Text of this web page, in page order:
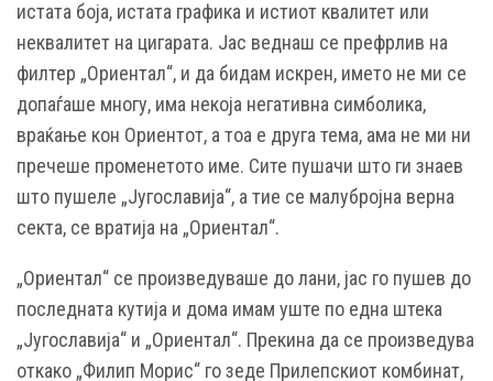
истата боја, истата графика и истиот квалитет или
неквалитет на цигарата. Јас веднаш се префрлив на
филтер „Ориентал“, и да бидам искрен, името не ми се
допаѓаше многу, има некоја негативна симболика,
враќање кон Ориентот, а тоа е друга тема, ама не ми ни
пречеше променетото име. Сите пушачи што ги знаев
што пушеле „Југославија“, а тие се малубројна верна
секта, се вратија на „Ориентал“.
„Ориентал“ се произведуваше до лани, јас го пушев до
последната кутија и дома имам уште по една штека
„Југославија“ и „Ориентал“. Прекина да се произведува
откако „Филип Морис“ го зеде Прилепскиот комбинат,